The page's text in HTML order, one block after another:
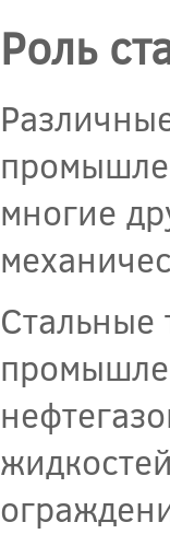
Роль
многие
Стальные